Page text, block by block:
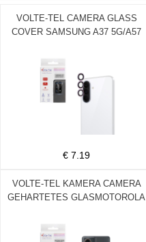
VOLTE-TEL CAMERA GLASS
COVER SAMSUNG A37 5G/A57
APPLICATION PURPLE
€ 7.19
VOLTE-TEL KAMERA CAMERA
GEHARTETES GLASMOTOROLA
9H 0.25mm 3D CURVED BLACK